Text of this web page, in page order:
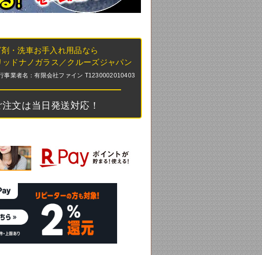
・洗車お手入れ用品なら
ドナノガラス／クルーズジャパン
事業者名：有限会社ファイン T1230002010403
文は当日発送対応！